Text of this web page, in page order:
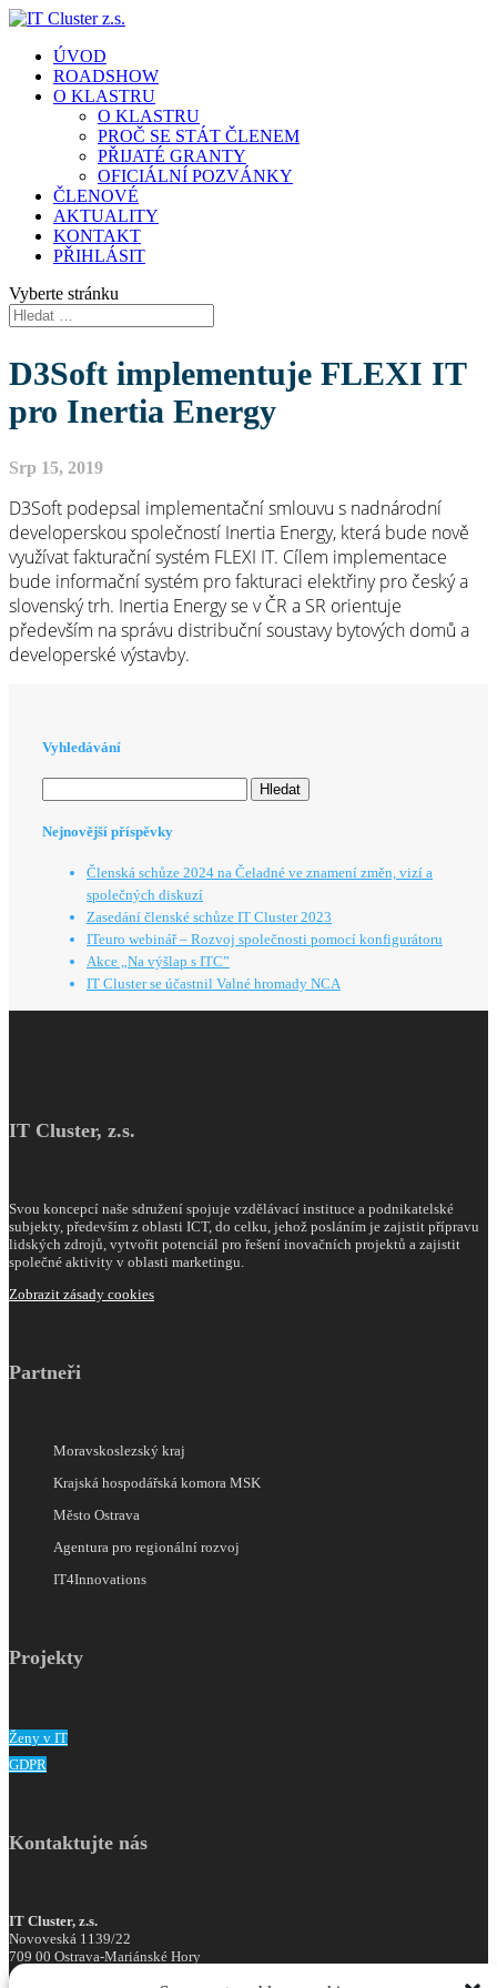
ÚVOD
ROADSHOW
O KLASTRU
O KLASTRU
PROČ SE STÁT ČLENEM
PŘIJATÉ GRANTY
OFICIÁLNÍ POZVÁNKY
ČLENOVÉ
AKTUALITY
KONTAKT
PŘIHLÁSIT
Vyberte stránku
D3Soft implementuje FLEXI IT
pro Inertia Energy
Srp 15, 2019
D3Soft podepsal implementační smlouvu s nadnárodní
developerskou společností Inertia Energy, která bude nově
využívat fakturační systém FLEXI IT. Cílem implementace
bude informační systém pro fakturaci elektřiny pro český a
slovenský trh. Inertia Energy se v ČR a SR orientuje
především na správu distribuční soustavy bytových domů a
developerské výstavby.
Vyhledávání
Nejnovější příspěvky
Členská schůze 2024 na Čeladné ve znamení změn, vizí a
společných diskuzí
Zasedání členské schůze IT Cluster 2023
ITeuro webinář – Rozvoj společnosti pomocí konfigurátoru
Akce „Na výšlap s ITC”
IT Cluster se účastnil Valné hromady NCA
IT Cluster, z.s.
Svou koncepcí naše sdružení spojuje vzdělávací instituce a podnikatelské
subjekty, především z oblasti ICT, do celku, jehož posláním je zajistit přípravu
lidských zdrojů, vytvořit potenciál pro řešení inovačních projektů a zajistit
společné aktivity v oblasti marketingu.
Zobrazit zásady cookies
Partneři
Moravskoslezský kraj
Krajská hospodářská komora MSK
Město Ostrava
Agentura pro regionální rozvoj
IT4Innovations
Projekty
Ženy v IT
GDPR
Kontaktujte nás
IT Cluster, z.s.
Novoveská 1139/22
709 00 Ostrava-Mariánské Hory